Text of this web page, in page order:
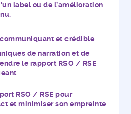
label ou de l’amélioration
et crédible
de narration et de
le rapport RSO / RSE
RSO / RSE pour
et minimiser son empreinte